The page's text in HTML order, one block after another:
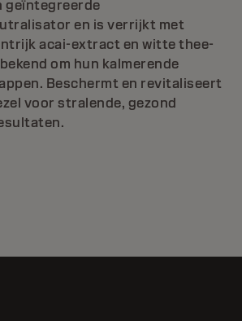
geïntegreerde
en is verrijkt met
acai-extract en witte thee-
om hun kalmerende
Beschermt en revitaliseert
voor stralende, gezond